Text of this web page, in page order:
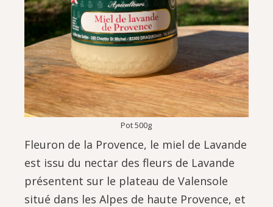
Pot 500g
Fleuron de la Provence, le miel de Lavande
est issu du nectar des fleurs de Lavande
présentent sur le plateau de Valensole
situé dans les Alpes de haute Provence, et